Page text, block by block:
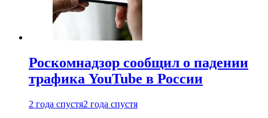
Роскомнадзор сообщил о падении
трафика YouTube в России
2 года спустя2 года спустя